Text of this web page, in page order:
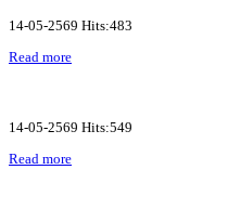
14-05-2569 Hits:483
Read more
14-05-2569 Hits:549
Read more